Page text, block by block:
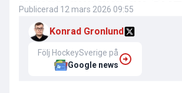
Publicerad 12 mars 2026 09:55
Konrad Gronlund
Följ HockeySverige på
Google news